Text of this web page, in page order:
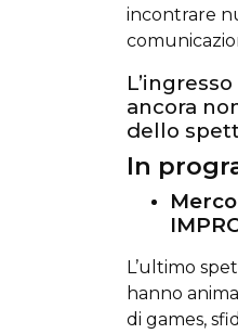
incontrare
ancora
dello
In
L’ultimo
hanno
di games,